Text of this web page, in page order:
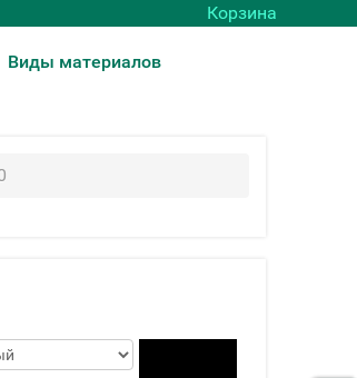
Корзина
Виды материалов